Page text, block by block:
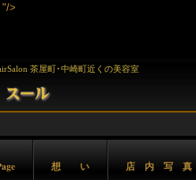
"/>
茶屋町･中崎町近くの美容室
想 い 店 内 写 真